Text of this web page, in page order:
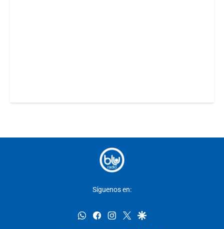
Síguenos en:
whatsappfacebookinstagram
twittergoogle